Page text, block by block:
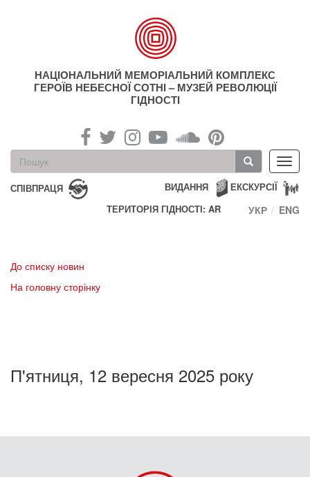
НАЦІОНАЛЬНИЙ МЕМОРІАЛЬНИЙ КОМПЛЕКС
ГЕРОЇВ НЕБЕСНОЇ СОТНІ – МУЗЕЙ РЕВОЛЮЦІЇ
ГІДНОСТІ
Пошукова
форма
Пошук
СПІВПРАЦЯ ЕКСКУРСІЇ
ВИДАННЯ
ТЕРИТОРІЯ ГІДНОСТІ: AR
УКР ENG
До списку новин
На головну сторінку
П'ятниця, 12 вересня 2025 року